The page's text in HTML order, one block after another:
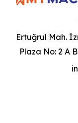
Ertuğrul Mah.
Plaza No: 2 A